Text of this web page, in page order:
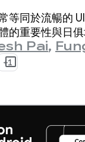
等同於流暢的
的重要性與日俱
Pai,
+1